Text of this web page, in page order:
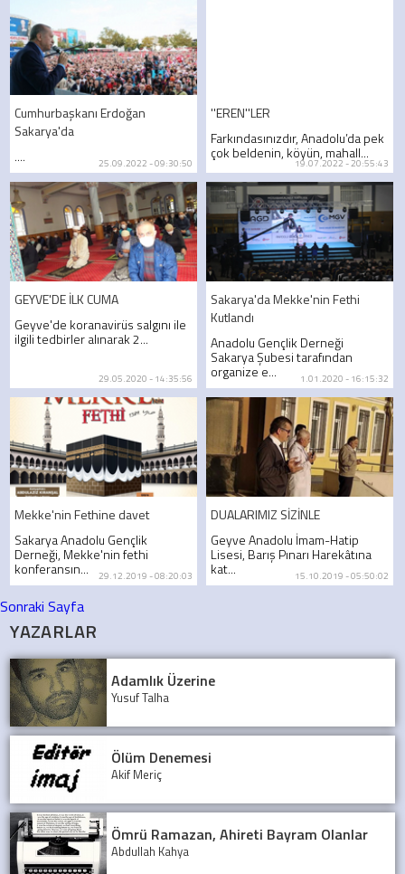
Cumhurbaşkanı Erdoğan
Sakarya'da
....
25.09.2022 - 09:30:50
''EREN''LER
Farkındasınızdır, Anadolu’da pek
çok beldenin, köyün, mahall...
19.07.2022 - 20:55:43
GEYVE'DE İLK CUMA
Geyve'de koranavirüs salgını ile
ilgili tedbirler alınarak 2...
29.05.2020 - 14:35:56
Sakarya'da Mekke'nin Fethi
Kutlandı
Anadolu Gençlik Derneği
Sakarya Şubesi tarafından
organize e... 1.01.2020 - 16:15:32
Mekke'nin Fethine davet
Sakarya Anadolu Gençlik
Derneği, Mekke'nin fethi
konferansın... 29.12.2019 - 08:20:03
DUALARIMIZ SİZİNLE
Geyve Anadolu İmam-Hatip
Lisesi, Barış Pınarı Harekâtına
kat... 15.10.2019 - 05:50:02
Sonraki Sayfa
YAZARLAR
Adamlık Üzerine
Yusuf Talha
Ölüm Denemesi
Akif Meriç
Ömrü Ramazan, Ahireti Bayram Olanlar
Abdullah Kahya